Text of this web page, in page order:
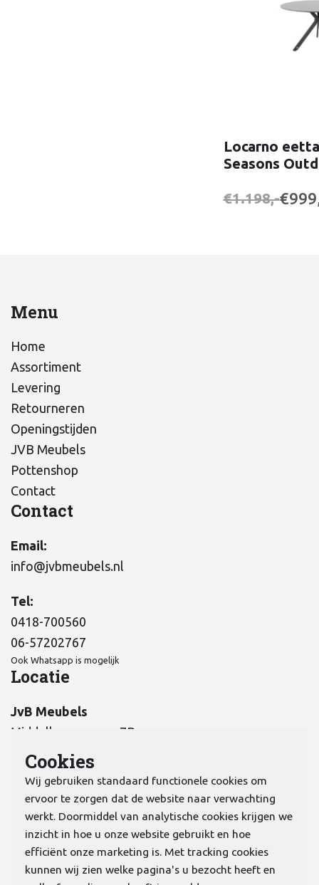
Locarno
Seasons
€1.198,-
Menu
Home
Assortiment
Levering
Retourneren
Openingstijden
JVB Meubels
Pottenshop
Contact
Contact
Email:
info@jvbmeubels.nl
Tel:
0418-700560
06-57202767
Ook Whatsapp is mogelijk
Locatie
JvB Meubels
Middelkampseweg 7B
5311 PC Gameren
KvK:70978298
Cookies
Wij gebruiken standaard functionele cookies om
ervoor te zorgen dat de website naar verwachting
werkt. Doormiddel van analytische cookies krijgen we
inzicht in hoe u onze website gebruikt en hoe
efficiënt onze marketing is. Met tracking cookies
kunnen wij zien welke pagina's u bezocht heeft en